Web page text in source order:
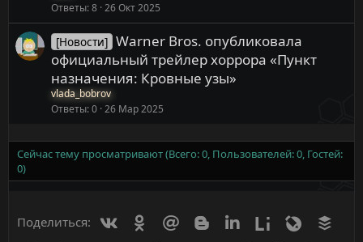
Ответы 8 26 Окт 2025
[Новости] Warner Bros. опубликовала
официальный трейлер хоррора «Пункт
назначения: Кровные узы»
vlada_bobrov
Ответы 0 26 Мар 2025
Сейчас тему просматривают (Всего: 0, Пользователей: 0, Гостей:
0)
Поделиться: ВконтактеОдноклассники
Mail.ru BloggerLinkedinLiveinternet
Livejournal